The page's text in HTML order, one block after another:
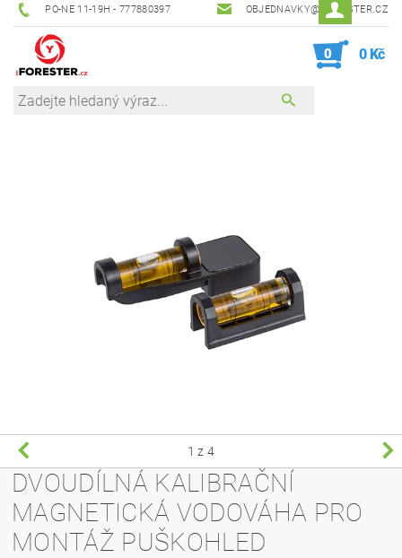
PO-NE 11-19H - 777880397 OBJEDNAVKY@IFORESTER.CZ
0 0 Kč
1 z 4
DVOUDÍLNÁ KALIBRAČNÍ
MAGNETICKÁ VODOVÁHA PRO
MONTÁŽ PUŠKOHLED